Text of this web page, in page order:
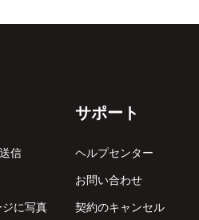
信
に写真
サポート
ヘルプセンター
お問い合わせ
契約のキャンセル